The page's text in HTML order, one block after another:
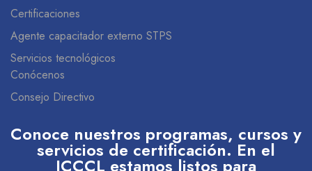
Certificaciones
Agente capacitador externo STPS
Servicios tecnológicos
Conócenos
Consejo Directivo
Conoce nuestros programas, cursos y
servicios de certificación. En el
ICCCL estamos listos para